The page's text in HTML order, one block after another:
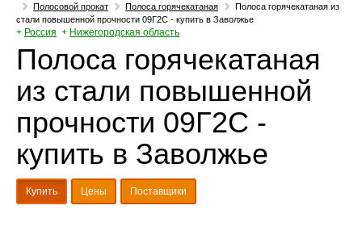
Полосовой прокат
Полоса горячекатаная
Полоса горячекатаная из
стали повышенной прочности 09Г2С - купить в Заволжье
+ Россия + Нижегородская область
Полоса горячекатаная
из стали повышенной
прочности 09Г2С -
купить в Заволжье
Купить Цены Поставщики